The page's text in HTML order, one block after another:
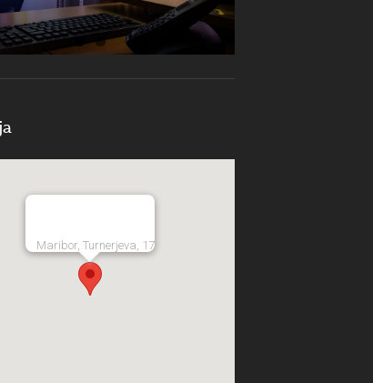
Maribor, Turnerjeva, 17